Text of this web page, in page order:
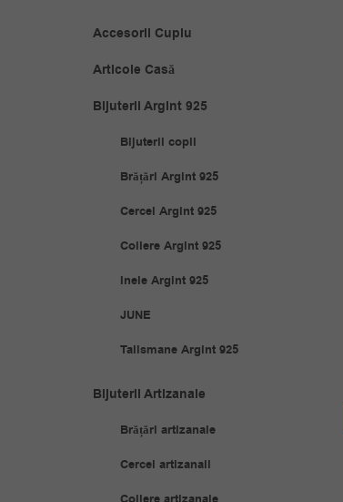
Accesorii Cuplu
Articole Casă
Bijuterii Argint 925
Bijuterii copii
Brățări Argint 925
Cercei Argint 925
Coliere Argint 925
Inele Argint 925
JUNE
Talismane Argint 925
Bijuterii Artizanale
Brățări artizanale
Cercei artizanali